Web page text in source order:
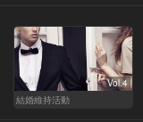
Vol.4
結婚維持活動